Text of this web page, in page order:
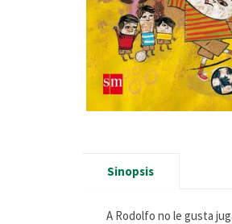
Sinopsis
A Rodolfo no le gusta